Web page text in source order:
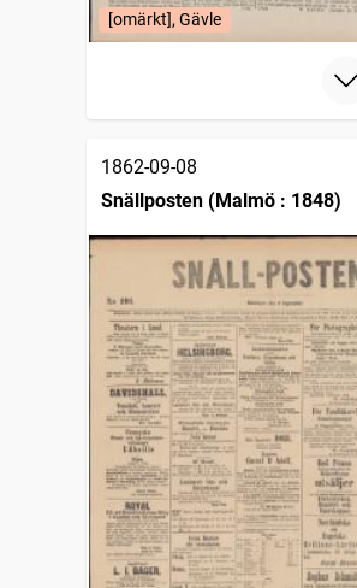
[omärkt], Gävle
1862-09-08
Snällposten (Malmö : 1848)